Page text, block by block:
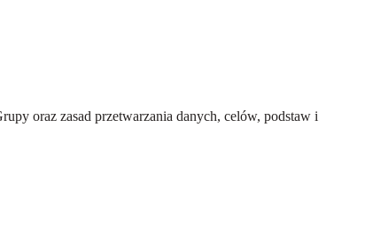
oraz zasad przetwarzania danych, celów, podstaw i